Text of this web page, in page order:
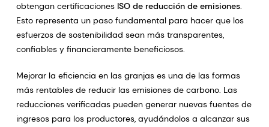
obtengan certificaciones ISO de reducción de emisiones.
Esto representa un paso fundamental para hacer que los
esfuerzos de sostenibilidad sean más transparentes,
confiables y financieramente beneficiosos.
Mejorar la eficiencia en las granjas es una de las formas
más rentables de reducir las emisiones de carbono. Las
reducciones verificadas pueden generar nuevas fuentes de
ingresos para los productores, ayudándolos a alcanzar sus